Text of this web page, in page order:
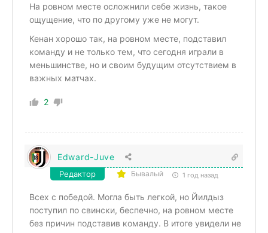
На ровном месте осложнили себе жизнь, такое
ощущение, что по другому уже не могут.
Кенан хорошо так, на ровном месте, подставил
команду и не только тем, что сегодня играли в
меньшинстве, но и своим будущим отсутствием в
важных матчах.
2
Edward-Juve
Редактор Бывалый 1 год назад
Всех с победой. Могла быть легкой, но Йилдыз
поступил по свински, беспечно, на ровном месте
без причин подставив команду. В итоге увидели не